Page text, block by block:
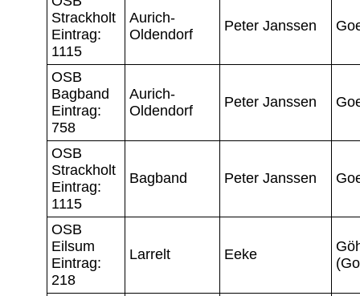
Strackholt
Eintrag:
1115
Aurich-
Oldendorf
Peter Janssen
OSB
Bagband
Eintrag:
758
Aurich-
Oldendorf
Peter Janssen
OSB
Strackholt
Eintrag:
1115
Bagband Peter Janssen
OSB
Eilsum
Eintrag:
218
Larrelt Eeke